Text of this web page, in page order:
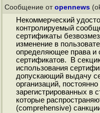
Сообщение от opennews
Некоммерческий
контролируемый
сертификаты
изменение в
определяющее права и
сертификатов. В
использования
допускающий выдачу
организаций,
зарегистрированных в
которые
(comprehensive)